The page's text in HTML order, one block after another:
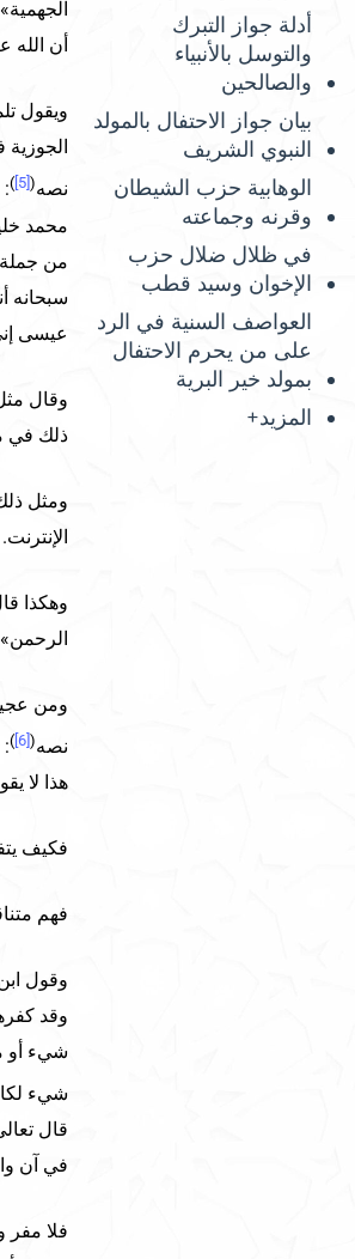
أدلة جواز التبرك
والتوسل بالأنبياء
والصالحين
بيان جواز الاحتفال بالمولد
النبوي الشريف
الوهابية حزب الشيطان
وقرنه وجماعته
في ظلال ضلال حزب
الإخوان وسيد قطب
العواصف السنية في الرد
على من يحرم الاحتفال
بمولد خير البرية
المزيد+
الجهمية»
أن
ويقول
نصه(
[5]
)
:
محمد
من جملة
سبحانه
عيسى
وقال
ذلك في
ومثل
الإنترنت.
وهكذا
ومن
نصه(
[6]
)
:
هذا لا
فكيف
فهم
وقول
وقد
شيء أو
شيء
قال
في آن
فلا مفر